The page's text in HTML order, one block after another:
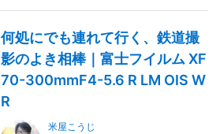
何処にでも連れて行く、鉄道撮
影のよき相棒｜富士フイルム XF
70-300mmF4-5.6 R LM OIS W
R
米屋こうじ